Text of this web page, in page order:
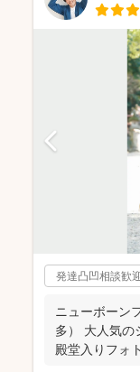
発達凸凹相談歓
ニューボーン
多） 大人気
殿堂入りフォ